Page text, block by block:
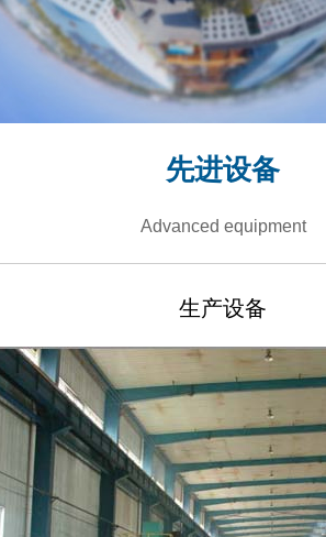
先进设备
Advanced equipment
生产设备